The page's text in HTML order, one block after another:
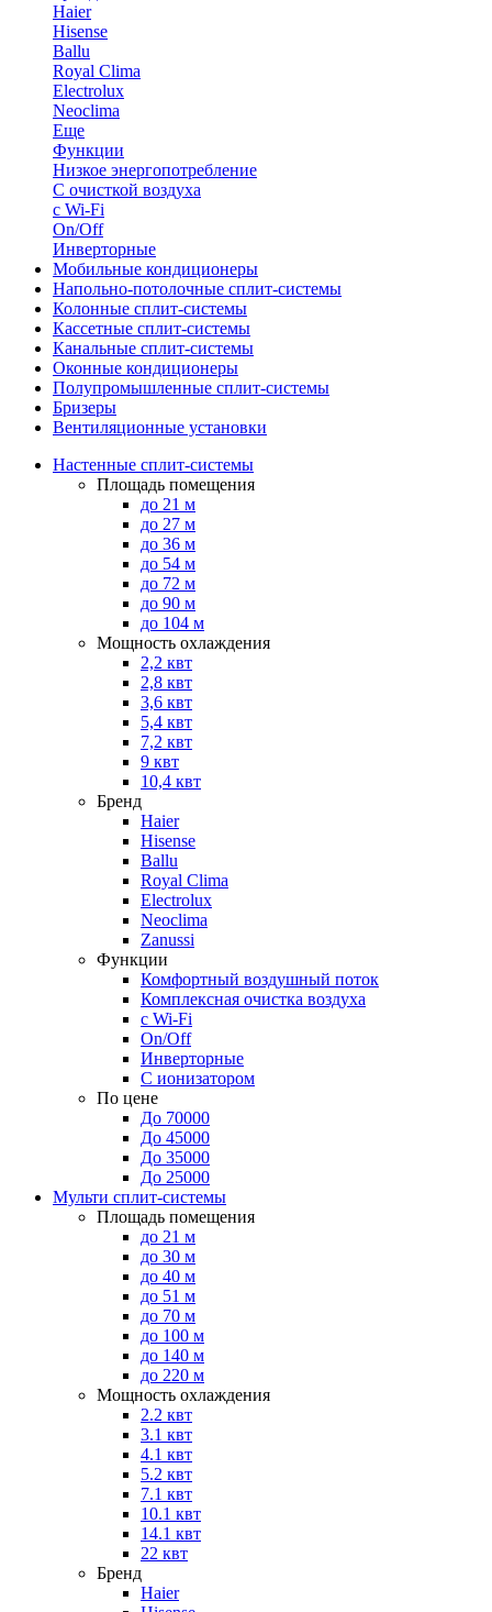
Haier
Hisense
Ballu
Royal Clima
Electrolux
Neoclima
Еще
Функции
Низкое энергопотребление
С очисткой воздуха
с Wi-Fi
On/Off
Инверторные
Мобильные кондиционеры
Напольно-потолоч​ные ​сплит-системы
Колонные ​​сплит-системы
Кассетные сплит-системы
Канальные сплит-системы
Оконные кондиционеры
Полупромышленные сплит-системы
Бризеры
Вентиляционные установки
Настенные сплит-системы
Площадь помещения
до 21 м
до 27 м
до 36 м
до 54 м
до 72 м
до 90 м
до 104 м
Мощность охлаждения
2,2 квт
2,8 квт
3,6 квт
5,4 квт
7,2 квт
9 квт
10,4 квт
Бренд
Haier
Hisense
Ballu
Royal Clima
Electrolux
Neoclima
Zanussi
Функции
Комфортный воздушный поток
Комплексная очистка воздуха
с Wi-Fi
On/Off
Инверторные
С ионизатором
По цене
До 70000
До 45000
До 35000
До 25000
Мульти сплит-системы
Площадь помещения
до 21 м
до 30 м
до 40 м
до 51 м
до 70 м
до 100 м
до 140 м
до 220 м
Мощность охлаждения
2.2 квт
3.1 квт
4.1 квт
5.2 квт
7.1 квт
10.1 квт
14.1 квт
22 квт
Бренд
Haier